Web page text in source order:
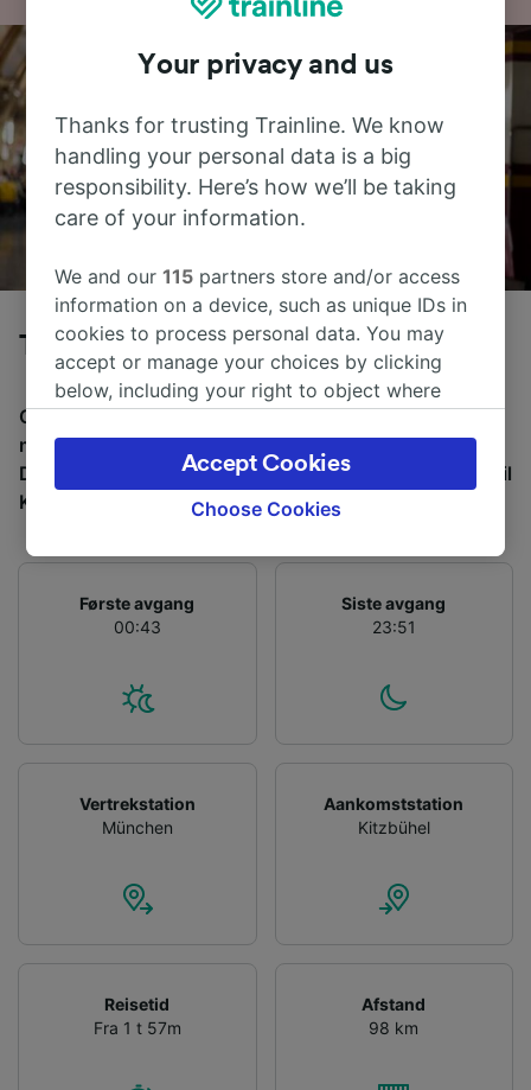
Tog fra München til Kitzbühel
Gjennomsnittlig tid å reise fra München til Kitzbühel
med tog er 2 t 59m, over en avstand på rundt 98 km.
Det er normalt 22 tog per dag som reiser fra München til
Kitzbühel, og billetter starter fra kr 330,84.
Første avgang
00:43
Siste avgang
23:51
Vertrekstation
München
Aankomststation
Kitzbühel
Reisetid
Fra 1 t 57m
Afstand
98 km
Your privacy and us
Thanks for trusting Trainline. We know
handling your personal data is a big
responsibility. Here’s how we’ll be taking
care of your information.
We and our115 partners store and/or access
information on a device, such as unique IDs in
cookies to process personal data. You may
accept or manage your choices by clicking
below, including your right to object where
the privacy policy page. These choices will be
signaled to our partners and will not affect
browsing data. Your data will not be used for
track you.
We and our partners process data to provide:
Use precise geolocation data. Actively scan
and/or access information on a device.
Personalised advertising and content,
List of Partners
Choose Cookies
Accept Cookies